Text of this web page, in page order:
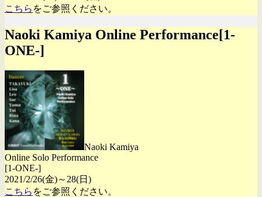
こちら をご参照ください。
Naoki Kamiya Online Performance[1-
ONE-]
Naoki Kamiya
Online Solo Performance
[1-ONE-]
2021/2/26(金)～28(日)
こちら をご参照ください。